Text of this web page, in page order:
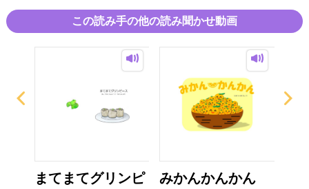
この読み手の他の読み聞かせ動画
まてまてグリンピ
みかんかんかん